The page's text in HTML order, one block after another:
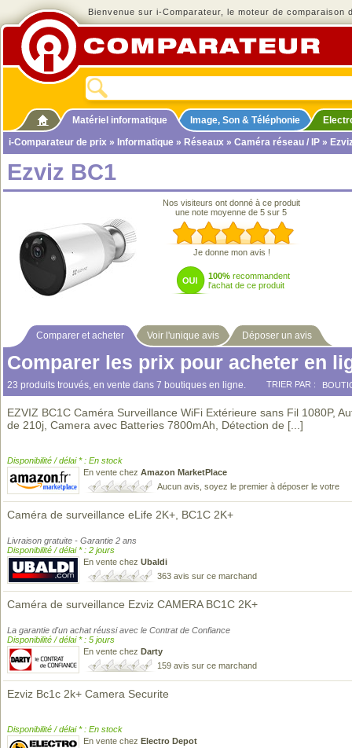
Bienvenue sur i-Comparateur, le moteur de comparaison
Matériel informatique Image, Son & Téléphonie
i-Comparateur de prix » Informatique » Réseaux » Caméra réseau / IP »
Ezviz BC1
Nos visiteurs ont donné à ce produit
une note moyenne de 5 sur 5
Je donne mon avis !
100% recommandent
l'achat de ce produit
Comparer et acheter Voir l'unique avis Déposer un avis
Comparer les prix pour acheter en
23 produits trouvés, en vente dans 7 boutiques en ligne. TRIER PAR :
EZVIZ BC1C Caméra Surveillance WiFi Extérieure sans Fil 1080P,
de 210j, Camera avec Batteries 7800mAh, Détection de [...]
Disponibilité / délai * : En stock
En vente chez Amazon MarketPlace
Aucun avis, soyez le premier à déposer le votre
Caméra de surveillance eLife 2K+, BC1C 2K+
Livraison gratuite - Garantie 2 ans
Disponibilité / délai * : 2 jours
En vente chez Ubaldi
363 avis sur ce marchand
Caméra de surveillance Ezviz CAMERA BC1C 2K+
La garantie d'un achat réussi avec le Contrat de Confiance
Disponibilité / délai * : 5 jours
En vente chez Darty
159 avis sur ce marchand
Ezviz Bc1c 2k+ Camera Securite
Disponibilité / délai * : En stock
En vente chez Electro Depot